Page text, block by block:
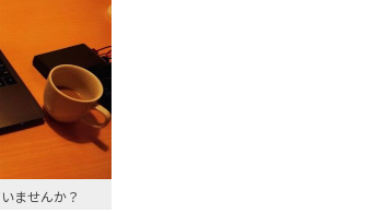
ませんか？